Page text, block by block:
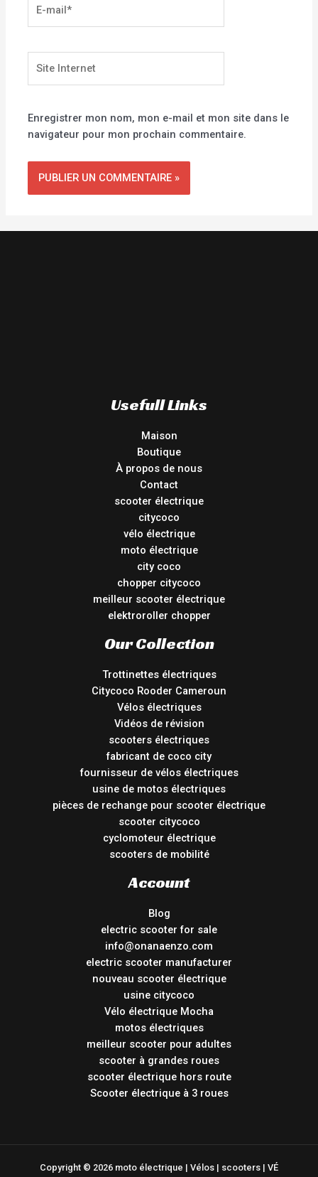
mail*
Internet
Enregistrer mon nom, mon e-mail et mon site dans le
navigateur pour mon prochain commentaire.
Usefull Links
Maison
Boutique
À propos de nous
Contact
scooter électrique
citycoco
vélo électrique
moto électrique
city coco
chopper citycoco
meilleur scooter électrique
elektroroller chopper
Our Collection
Trottinettes électriques
Citycoco Rooder Cameroun
Vélos électriques
Vidéos de révision
scooters électriques
fabricant de coco city
fournisseur de vélos électriques
usine de motos électriques
pièces de rechange pour scooter électrique
scooter citycoco
cyclomoteur électrique
scooters de mobilité
Account
Blog
electric scooter for sale
info@onanaenzo.com
electric scooter manufacturer
nouveau scooter électrique
usine citycoco
Vélo électrique Mocha
motos électriques
meilleur scooter pour adultes
scooter à grandes roues
scooter électrique hors route
Scooter électrique à 3 roues
Copyright © 2026 moto électrique | Vélos | scooters | VÉ